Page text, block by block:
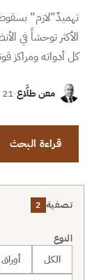
تهميدٌ”لازم”
الأكثر توحشاً في
كل أدواته ومراكز
معن طلَّاع·21 يوليو 2026
قراءة البحث
تصفية 2
النوع
الكل